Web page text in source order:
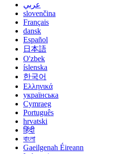
عربي
slovenčina
Français
dansk
Español
日本語
O'zbek
íslenska
한국어
Ελληνικά
українська
Cymraeg
Português
hrvatski
हिंदी
বাংলা
Gaeilgenah Éireann